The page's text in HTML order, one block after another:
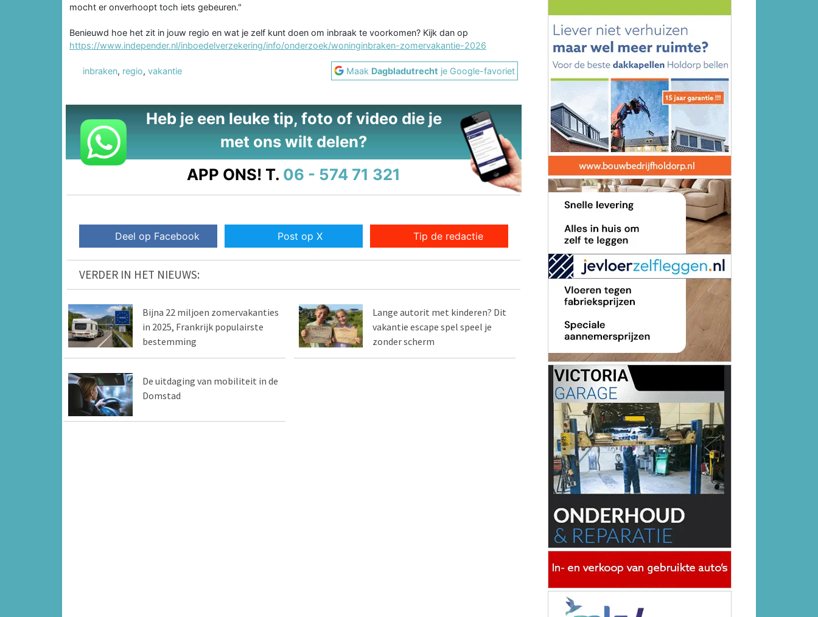
mocht er onverhoopt toch iets gebeuren."
Benieuwd hoe het zit in jouw regio en wat je zelf kunt doen om inbraak te voorkomen? Kijk dan op
https://www.independer.nl/inboedelverzekering/info/onderzoek/woninginbraken-zomervakantie-2026
inbraken, regio, vakantie Maak Dagbladutrecht je Google-favoriet
Heb je een leuke tip, foto of video die je
met ons wilt delen?
APP ONS! T. 06 - 574 71 321
Deel op Facebook Post op X Tip de redactie
VERDER IN HET NIEUWS:
Bijna 22 miljoen zomervakanties
in 2025, Frankrijk populairste
bestemming
Lange autorit met kinderen? Dit
vakantie escape spel speel je
zonder scherm
De uitdaging van mobiliteit in de
Domstad